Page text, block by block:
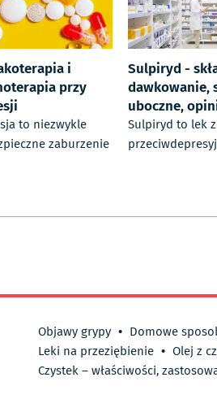
i
przy
to niezwykle
zaburzenie
Sulpiryd -
dawkowanie,
uboczne,
Sulpiryd to lek
Objawy grypy • Domowe
Leki na przeziębienie • Olej z
Czystek – właściwości,